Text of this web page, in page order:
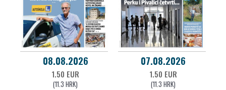
08.08.2026
1.50 EUR
(11.3 HRK)
07.08.2026
1.50 EUR
(11.3 HRK)